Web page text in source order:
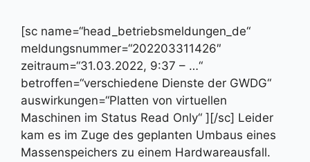
[sc name=“head_betriebsmeldungen_de“
meldungsnummer=“202203311426″
zeitraum=“31.03.2022, 9:37 – …“
betroffen=“verschiedene Dienste der GWDG“
auswirkungen=“Platten von virtuellen
Maschinen im Status Read Only“ ][/sc] Leider
kam es im Zuge des geplanten Umbaus eines
Massenspeichers zu einem Hardwareausfall.